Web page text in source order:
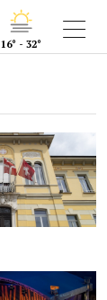
16° - 32°